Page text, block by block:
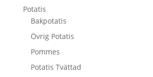
Potatis
Bakpotatis
Övrig Potatis
Pommes
Potatis Tvättad